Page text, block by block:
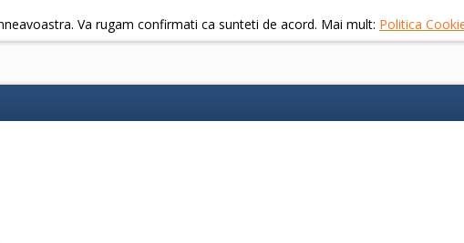
Va rugam confirmati ca sunteti de acord. Mai mult: Politica